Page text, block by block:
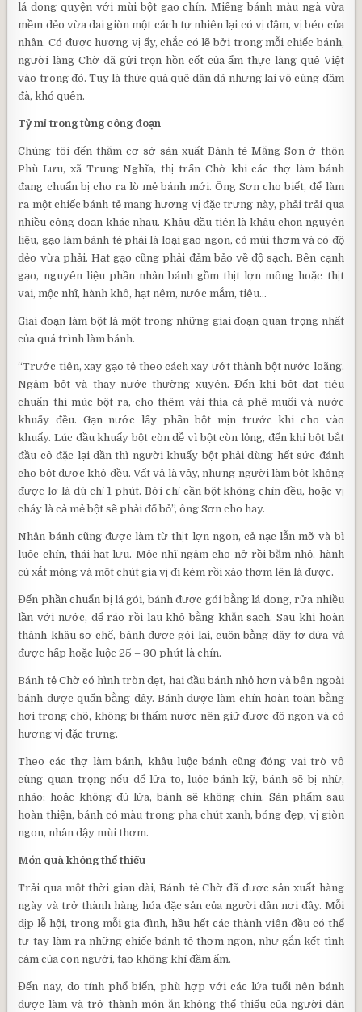
lá dong quyện với mùi bột gạo chín. Miếng bánh màu ngà vừa
mềm dẻo vừa dai giòn một cách tự nhiên lại có vị đậm, vị béo của
nhân. Có được hương vị ấy, chắc có lẽ bởi trong mỗi chiếc bánh,
người làng Chờ đã gửi trọn hồn cốt của ẩm thực làng quê Việt
vào trong đó. Tuy là thức quà quê dân dã nhưng lại vô cùng đậm
đà, khó quên.
Tỷ mỉ trong từng công đoạn
Chúng tôi đến thăm cơ sở sản xuất Bánh tẻ Măng Sơn ở thôn
Phù Lưu, xã Trung Nghĩa, thị trấn Chờ khi các thợ làm bánh
đang chuẩn bị cho ra lò mẻ bánh mới. Ông Sơn cho biết, để làm
ra một chiếc bánh tẻ mang hương vị đặc trưng này, phải trải qua
nhiều công đoạn khác nhau. Khâu đầu tiên là khâu chọn nguyên
liệu, gạo làm bánh tẻ phải là loại gạo ngon, có mùi thơm và có độ
dẻo vừa phải. Hạt gạo cũng phải đảm bảo về độ sạch. Bên cạnh
gạo, nguyên liệu phần nhân bánh gồm thịt lợn mông hoặc thịt
vai, mộc nhĩ, hành khô, hạt nêm, nước mắm, tiêu…
Giai đoạn làm bột là một trong những giai đoạn quan trọng nhất
của quá trình làm bánh.
“Trước tiên, xay gạo tẻ theo cách xay ướt thành bột nước loãng.
Ngâm bột và thay nước thường xuyên. Đến khi bột đạt tiêu
chuẩn thì múc bột ra, cho thêm vài thìa cà phê muối và nước
khuấy đều. Gạn nước lấy phần bột mịn trước khi cho vào
khuấy. Lúc đầu khuấy bột còn dễ vì bột còn lỏng, đến khi bột bắt
đầu cô đặc lại dần thì người khuấy bột phải dùng hết sức đánh
cho bột được khô đều. Vất vả là vậy, nhưng người làm bột không
được lơ là dù chỉ 1 phút. Bởi chỉ cần bột không chín đều, hoặc vị
cháy là cả mẻ bột sẽ phải đổ bỏ”, ông Sơn cho hay.
Nhân bánh cũng được làm từ thịt lợn ngon, cả nạc lẫn mỡ và bì
luộc chín, thái hạt lựu. Mộc nhĩ ngâm cho nở rồi băm nhỏ, hành
củ xắt mỏng và một chút gia vị đi kèm rồi xào thơm lên là được.
Đến phần chuẩn bị lá gói, bánh được gói bằng lá dong, rửa nhiều
lần với nước, để ráo rồi lau khô bằng khăn sạch. Sau khi hoàn
thành khâu sơ chế, bánh được gói lại, cuộn bằng dây tơ dứa và
được hấp hoặc luộc 25 – 30 phút là chín.
Bánh tẻ Chờ có hình tròn dẹt, hai đầu bánh nhỏ hơn và bên ngoài
bánh được quấn bằng dây. Bánh được làm chín hoàn toàn bằng
hơi trong chõ, không bị thấm nước nên giữ được độ ngon và có
hương vị đặc trưng.
Theo các thợ làm bánh, khâu luộc bánh cũng đóng vai trò vô
cùng quan trọng nếu để lửa to, luộc bánh kỹ, bánh sẽ bị nhừ,
nhão; hoặc không đủ lửa, bánh sẽ không chín. Sản phẩm sau
hoàn thiện, bánh có màu trong pha chút xanh, bóng đẹp, vị giòn
ngon, nhân dậy mùi thơm.
Món quà không thể thiếu
Trải qua một thời gian dài, Bánh tẻ Chờ đã được sản xuất hàng
ngày và trở thành hàng hóa đặc sản của người dân nơi đây. Mỗi
dịp lễ hội, trong mỗi gia đình, hầu hết các thành viên đều có thể
tự tay làm ra những chiếc bánh tẻ thơm ngon, như gắn kết tình
cảm của con người, tạo không khí đầm ấm.
Đến nay, do tính phổ biến, phù hợp với các lứa tuổi nên bánh
được làm và trở thành món ăn không thể thiếu của người dân